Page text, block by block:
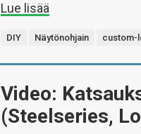
Lue lisää
DIY Näytönohjain custom-
Video:
(Steelseries,